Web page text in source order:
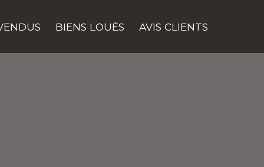
BIENS LOUÉS AVIS CLIENTS